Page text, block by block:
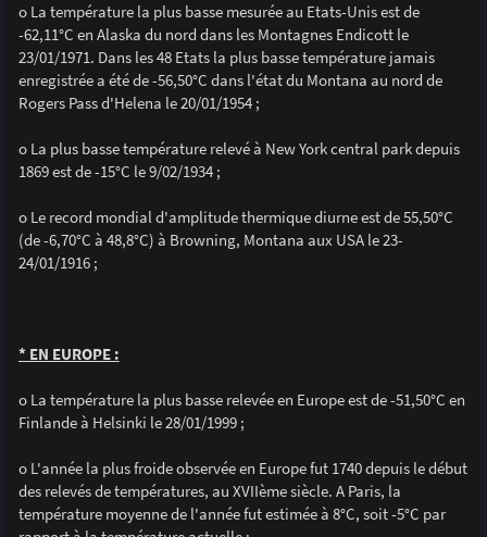
o La température la plus basse mesurée au Etats-Unis est de
-62,11°C en Alaska du nord dans les Montagnes Endicott le
23/01/1971. Dans les 48 Etats la plus basse température jamais
enregistrée a été de -56,50°C dans l'état du Montana au nord de
Rogers Pass d'Helena le 20/01/1954 ;
o La plus basse température relevé à New York central park depuis
1869 est de -15°C le 9/02/1934 ;
o Le record mondial d'amplitude thermique diurne est de 55,50°C
(de -6,70°C à 48,8°C) à Browning, Montana aux USA le 23-
24/01/1916 ;
* EN EUROPE :
o La température la plus basse relevée en Europe est de -51,50°C en
Finlande à Helsinki le 28/01/1999 ;
o L'année la plus froide observée en Europe fut 1740 depuis le début
des relevés de températures, au XVIIème siècle. A Paris, la
température moyenne de l'année fut estimée à 8°C, soit -5°C par